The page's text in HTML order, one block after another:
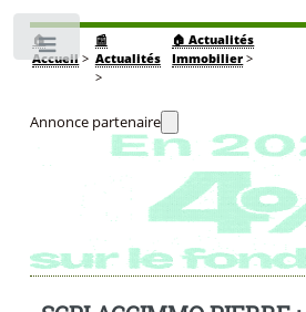
🏠
Accueil>
📰
Actualités
>
🏠 Actualités
Immobilier >
Annonce partenaire
Toggle